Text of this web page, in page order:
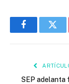
Facebook
SEP adelanta